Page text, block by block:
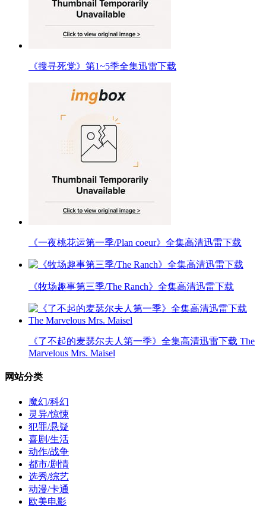
《搜寻死党》第1~5季全集迅雷下载
《一夜桃花运第一季/Plan coeur》全集高清迅雷下载
《牧场趣事第三季/The Ranch》全集高清迅雷下载
《了不起的麦瑟尔夫人第一季》全集高清迅雷下载 The
Marvelous Mrs. Maisel
网站分类
魔幻/科幻
灵异/惊悚
犯罪/悬疑
喜剧/生活
动作/战争
都市/剧情
选秀/综艺
动漫/卡通
欧美电影